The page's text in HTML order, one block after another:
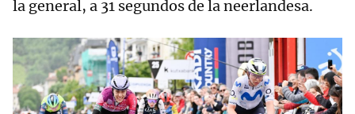
la general, a 31 segundos de la neerlandesa.